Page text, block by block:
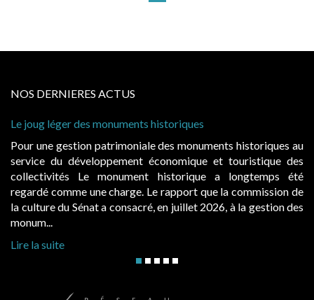
NOS DERNIERES ACTUS
historiques
des monuments historiques au
économique et touristique des
historique a longtemps été
Le rapport que la commission de
en juillet 2026, à la gestion des
Cabines de plage : le juge
Evocatrices des bains de
également un beau sujet
public, elles donnent lieu
d’occupation. Saisies par